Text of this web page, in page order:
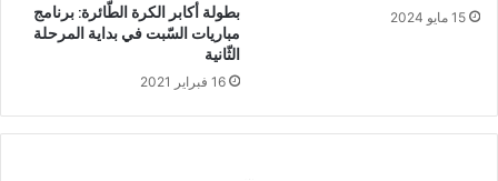
15 مايو 2024
بطولة أكابر الكرة الطّائرة: برنامج
مباريات السّبت في بداية المرحلة
الثّانية
16 فبراير 2021